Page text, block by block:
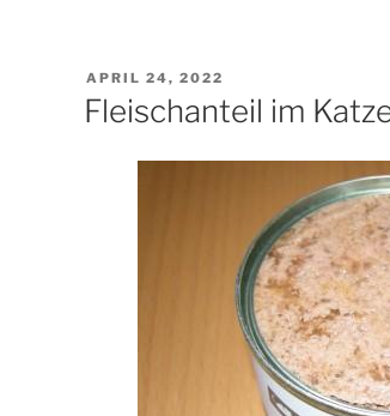
VERÖFFENTLICHT
AM
APRIL 24, 2022
Fleischanteil im